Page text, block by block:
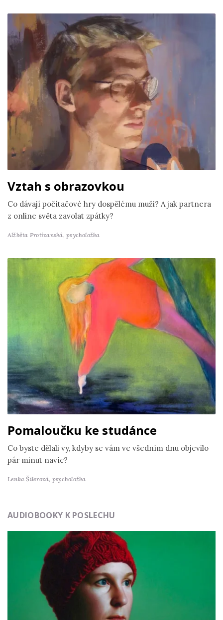
Vztah s obrazovkou
Co dávají počítačové hry dospělému muži? A jak partnera
z online světa zavolat zpátky?
Alžběta Protivanská,psycholožka
Pomaloučku ke studánce
Co byste dělali vy, kdyby se vám ve všedním dnu objevilo
pár minut navíc?
Lenka Šilerová, psycholožka
AUDIOBOOKY K POSLECHU